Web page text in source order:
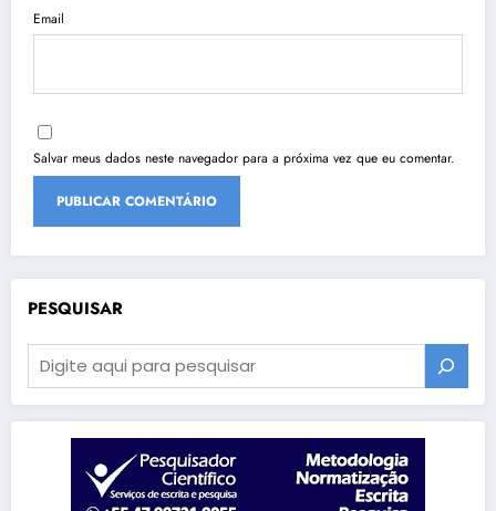
Email
Salvar meus dados neste navegador para a próxima vez que eu comentar.
PESQUISAR